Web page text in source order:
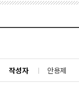
작성자 안용제